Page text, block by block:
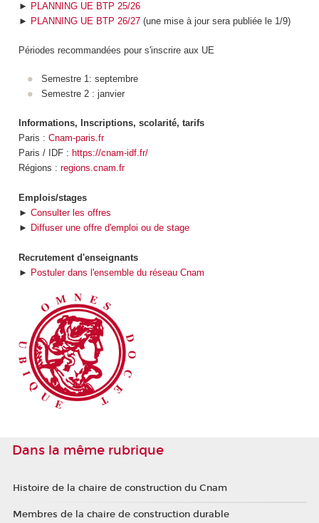
► PLANNING UE BTP 25/26
► PLANNING UE BTP 26/27(une mise à jour sera publiée le 1/9)
Périodes recommandées pour s'inscrire aux UE
Semestre 1: septembre
Semestre 2 : janvier
Informations, Inscriptions, scolarité, tarifs
Paris : Cnam-paris.fr
Paris / IDF : https://cnam-idf.fr/
Régions : regions.cnam.fr
Emplois/stages
► Consulter les offres
► Diffuser une offre d'emploi ou de stage
Recrutement d'enseignants
► Postuler dans l'ensemble du réseau Cnam
Dans la même rubrique
Histoire de la chaire de construction du Cnam
Membres de la chaire de construction durable